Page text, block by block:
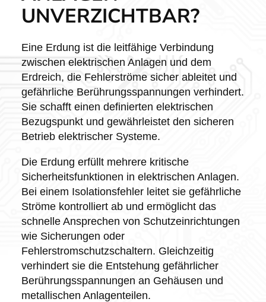
UNVERZICHTBAR?
Eine Erdung ist die leitfähige Verbindung
zwischen elektrischen Anlagen und dem
Erdreich, die Fehlerströme sicher ableitet und
gefährliche Berührungsspannungen verhindert.
Sie schafft einen definierten elektrischen
Bezugspunkt und gewährleistet den sicheren
Betrieb elektrischer Systeme.
Die Erdung erfüllt mehrere kritische
Sicherheitsfunktionen in elektrischen Anlagen.
Bei einem Isolationsfehler leitet sie gefährliche
Ströme kontrolliert ab und ermöglicht das
schnelle Ansprechen von Schutzeinrichtungen
wie Sicherungen oder
Fehlerstromschutzschaltern. Gleichzeitig
verhindert sie die Entstehung gefährlicher
Berührungsspannungen an Gehäusen und
metallischen Anlagenteilen.